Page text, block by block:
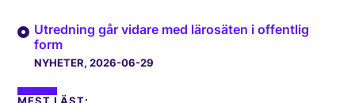
Utredning går vidare med lärosäten i offentlig
form
NYHETER, 2026-06-29